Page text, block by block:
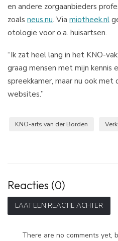
en andere zorgaanbieders
zoals neus.nu. Via miotheek.nl
otologie voor o.a. huisartsen.
“Ik zat heel lang in het KNO-
graag mensen met mijn kennis
spreekkamer, maar nu ook
websites.”
KNO-arts van der Borden
Reacties (0)
LAAT EEN REACTIE ACHTER
There are no comments yet,